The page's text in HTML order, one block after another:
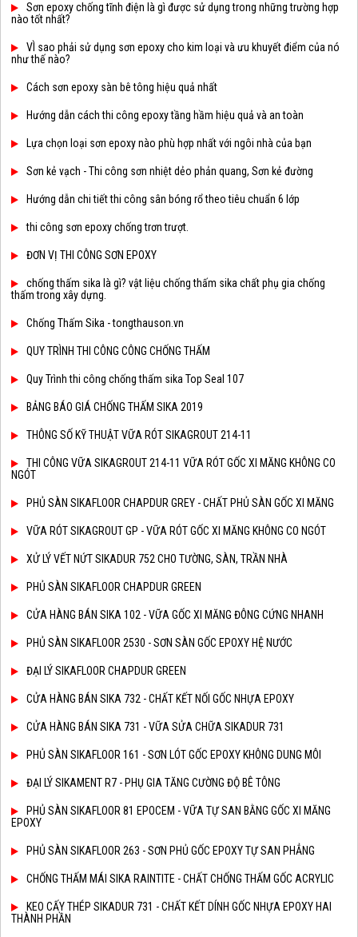
Sơn epoxy chống tĩnh điện là gì được sử dụng trong những trường hợp
nào tốt nhất?
VÌ sao phải sử dụng sơn epoxy cho kim loại và ưu khuyết điểm của nó
như thế nào?
Cách sơn epoxy sàn bê tông hiệu quả nhất
Hướng dẫn cách thi công epoxy tầng hầm hiệu quả và an toàn
Lựa chọn loại sơn epoxy nào phù hợp nhất với ngôi nhà của bạn
Sơn kẻ vạch - Thi công sơn nhiệt dẻo phản quang, Sơn kẻ đường
Hướng dẫn chi tiết thi công sân bóng rổ theo tiêu chuẩn 6 lớp
thi công sơn epoxy chống trơn trượt.
ĐƠN VỊ THI CÔNG SƠN EPOXY
chống thấm sika là gì? vật liệu chống thấm sika chất phụ gia chống
thấm trong xây dựng.
Chống Thấm Sika - tongthauson.vn
QUY TRÌNH THI CÔNG CÔNG CHỐNG THẤM
Quy Trình thi công chống thấm sika Top Seal 107
BẢNG BÁO GIÁ CHỐNG THẤM SIKA 2019
THÔNG SỐ KỸ THUẬT VỮA RÓT SIKAGROUT 214-11
THI CÔNG VỮA SIKAGROUT 214-11 VỮA RÓT GỐC XI MĂNG KHÔNG CO
NGÓT
PHỦ SÀN SIKAFLOOR CHAPDUR GREY - CHẤT PHỦ SÀN GỐC XI MĂNG
VỮA RÓT SIKAGROUT GP - VỮA RÓT GỐC XI MĂNG KHÔNG CO NGÓT
XỬ LÝ VẾT NỨT SIKADUR 752 CHO TƯỜNG, SÀN, TRẦN NHÀ
PHỦ SÀN SIKAFLOOR CHAPDUR GREEN
CỬA HÀNG BÁN SIKA 102 - VỮA GỐC XI MĂNG ĐÔNG CỨNG NHANH
PHỦ SÀN SIKAFLOOR 2530 - SƠN SÀN GỐC EPOXY HỆ NƯỚC
ĐẠI LÝ SIKAFLOOR CHAPDUR GREEN
CỬA HÀNG BÁN SIKA 732 - CHẤT KẾT NỐI GỐC NHỰA EPOXY
CỬA HÀNG BÁN SIKA 731 - VỮA SỬA CHỮA SIKADUR 731
PHỦ SÀN SIKAFLOOR 161 - SƠN LÓT GỐC EPOXY KHÔNG DUNG MÔI
ĐẠI LÝ SIKAMENT R7 - PHỤ GIA TĂNG CƯỜNG ĐỘ BÊ TÔNG
PHỦ SÀN SIKAFLOOR 81 EPOCEM - VỮA TỰ SAN BẰNG GỐC XI MĂNG
EPOXY
PHỦ SÀN SIKAFLOOR 263 - SƠN PHỦ GỐC EPOXY TỰ SAN PHẲNG
CHỐNG THẤM MÁI SIKA RAINTITE - CHẤT CHỐNG THẤM GỐC ACRYLIC
KEO CẤY THÉP SIKADUR 731 - CHẤT KẾT DÍNH GỐC NHỰA EPOXY HAI
THÀNH PHẦN